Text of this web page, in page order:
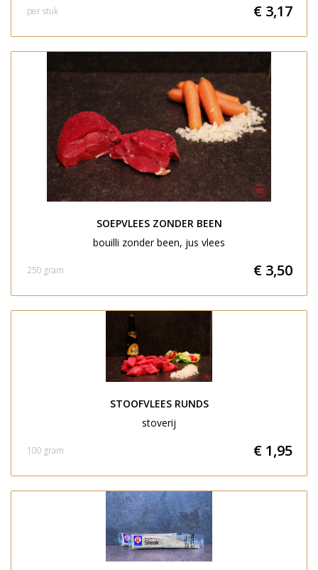
€ 3,17
per stuk
SOEPVLEES ZONDER BEEN
bouilli zonder been, jus vlees
€ 3,50
250 gram
STOOFVLEES RUNDS
stoverij
€ 1,95
100 gram